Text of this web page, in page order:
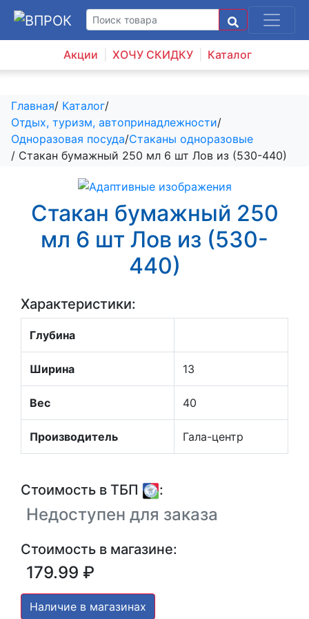
Акции ХОЧУ СКИДКУ Каталог
Главная/ Каталог/
Отдых, туризм, автопринадлежности/
Одноразовая посуда/Стаканы одноразовые
/ Стакан бумажный 250 мл 6 шт Лов из (530-440)
Стакан бумажный 250
мл 6 шт Лов из (530-
440)
Характеристики:
Глубина
Ширина 13
Вес 40
Производитель Гала-центр
Стоимость в ТБП :
Недоступен для заказа
Стоимость в магазине:
179.99 ₽
Наличие в магазинах